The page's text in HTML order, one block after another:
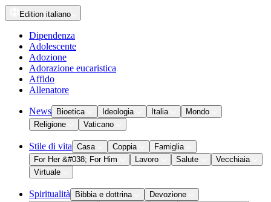
Edition italiano
Dipendenza
Adolescente
Adozione
Adorazione eucaristica
Affido
Allenatore
News Bioetica Ideologia Italia
Mondo
Religione
Vaticano
Stile di vita Casa Coppia
Famiglia
For Her &#038; For Him
Lavoro Salute
Vecchiaia
Virtuale
Spiritualità Bibbia e dottrina
Devozione